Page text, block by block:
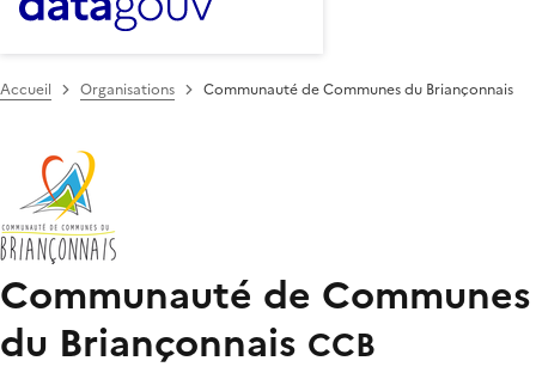
Accueil Organisations Communauté de Communes du Briançonnais
Communauté de Communes
du Briançonnais CCB